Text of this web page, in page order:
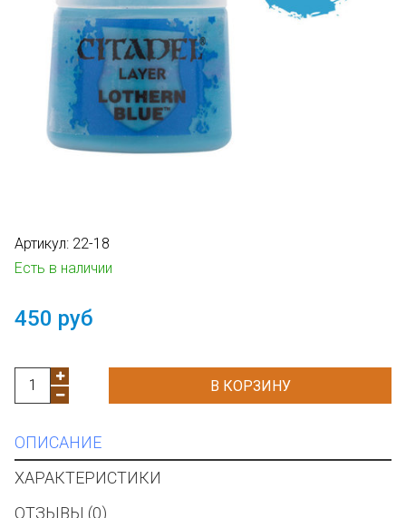
Артикул: 22-18
Есть в наличии
450 руб
В КОРЗИНУ
ОПИСАНИЕ
ХАРАКТЕРИСТИКИ
ОТЗЫВЫ (0)